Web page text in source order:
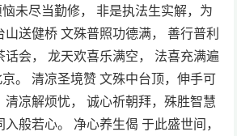
未尽当勤修， 非是执法生实解，为
山送健桥 文殊普照功德满， 善行普利
话会， 龙天欢喜乐满空， 法喜充满遍
。 清凉圣境赞 文殊中台顶，伸手可
凉解烦忧， 诚心祈朝拜，殊胜智慧
般若心。 净心养生偈 于此盛世间，